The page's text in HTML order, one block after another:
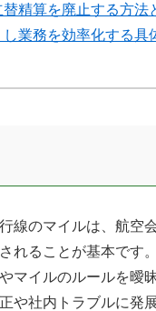
替精算を廃止する方法
し業務を効率化する具
線のマイルは、航空
れることが基本です。
マイルのルールを曖
や社内トラブルに発